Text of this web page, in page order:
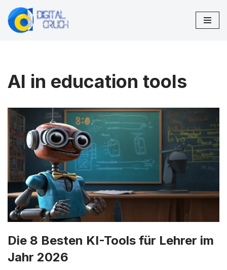
Zum
AI in education tools
Die 8 Besten KI-Tools für Lehrer im
Jahr 2026